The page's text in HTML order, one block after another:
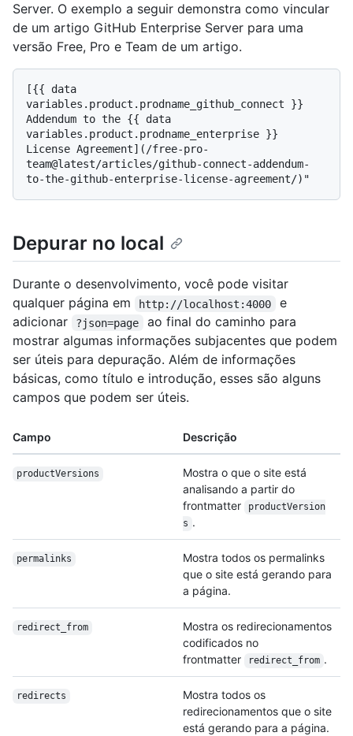
Server. O exemplo a seguir demonstra como vincular
de um artigo GitHub Enterprise Server para uma
versão Free, Pro e Team de um artigo.
[{{ data
variables.product.prodname_github_connect }}
Addendum to the {{ data
variables.product.prodname_enterprise }}
License Agreement](/free-pro-
team@latest/articles/github-connect-addendum-
Depurar no local
Durante o desenvolvimento, você pode visitar
qualquer página em
http://localhost:4000
e
adicionar
?json=page
ao final do caminho para
mostrar algumas informações subjacentes que podem
ser úteis para depuração. Além de informações
básicas, como título e introdução, esses são alguns
campos que podem ser úteis.
Campo Descrição
productVersions
Mostra o que o site está
analisando a partir do
frontmatter
productVersion
s .
permalinks
Mostra todos os permalinks
que o site está gerando para
a página.
redirect_from
Mostra os redirecionamentos
codificados no
frontmatter
redirect_from .
redirects
Mostra todos os
redirecionamentos que o site
está gerando para a página.